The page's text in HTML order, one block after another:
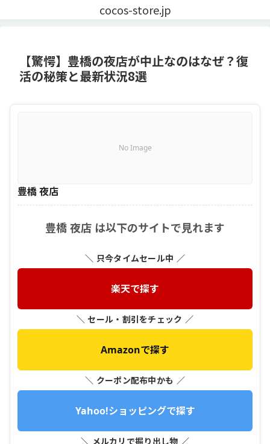
cocos-store.jp
【驚愕】豊橋の夜店が中止なのはなぜ？復
活の秘策と最新状況8選
No Image
豊橋 夜店
豊橋 夜店 は以下のサイトで見れます
＼ 只今タイムセール中 ／
楽天で探す
＼ セール・割引をチェック ／
Amazonで探す
＼ クーポン配布中かも ／
Yahoo!ショッピングで探す
＼ メルカリで掘り出し物 ／